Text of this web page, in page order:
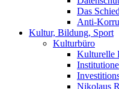
Das
Anti-
Kultur, Bildung, Sport
Kulturbüro
Kulturelle
Nikolaus